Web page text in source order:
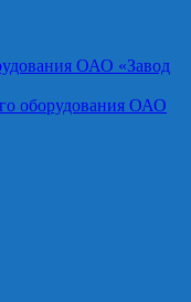
ОАО «Завод
оборудования ОАО